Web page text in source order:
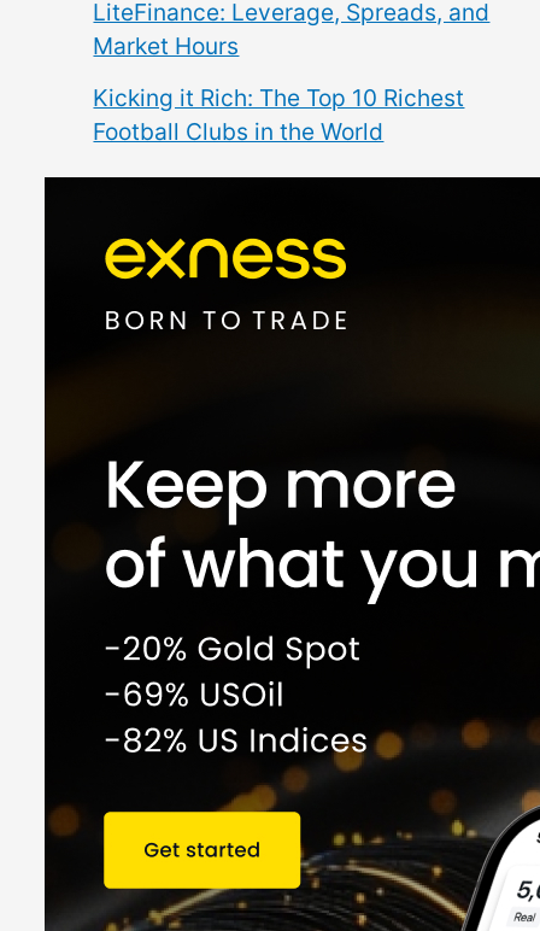
LiteFinance: Leverage, Spreads, and
Market Hours
Kicking it Rich: The Top 10 Richest
Football Clubs in the World